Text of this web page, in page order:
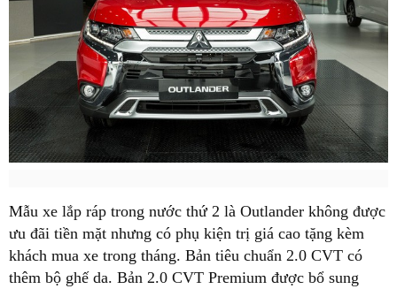
Mẫu xe lắp ráp trong nước thứ 2 là Outlander không được
ưu đãi tiền mặt nhưng có phụ kiện trị giá cao tặng kèm
khách mua xe trong tháng. Bản tiêu chuẩn 2.0 CVT có
thêm bộ ghế da. Bản 2.0 CVT Premium được bổ sung